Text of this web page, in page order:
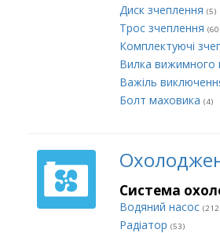
Диск зчеплення (5)
Трос зчеплення
Комплектуючі
Вилка вижимного
Важіль
Болт маховика (4)
Система
Водяний насос
Радіатор (53)